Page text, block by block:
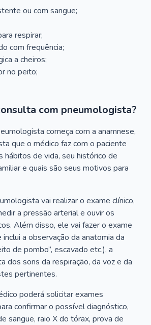
ou com sangue;
respirar;
com frequência;
a cheiros;
no peito;
com pneumologista?
começa com a anamnese,
que o médico faz com o paciente
hábitos de vida, seu histórico de
e quais são seus motivos para
vai realizar o exame clínico,
a pressão arterial e ouvir os
Além disso, ele vai fazer o exame
a observação da anatomia da
de pombo”, escavado etc.), a
dos sons da respiração, da voz e da
pertinentes.
poderá solicitar exames
confirmar o possível diagnóstico,
sangue, raio X do tórax, prova de